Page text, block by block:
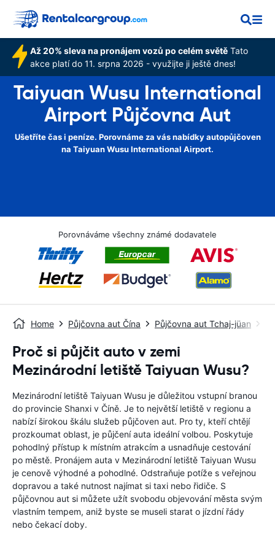
Až 20% sleva na pronájem vozů po celém světě Tato
akce platí do 11. srpna 2026 - využijte ji ještě dnes!
Taiyuan Wusu International
Airport Půjčovna Aut
Ušetříte čas i peníze. Porovnáme za vás nabídky autopůjčoven
na Taiyuan Wusu International Airport.
Porovnáváme všechny známé dodavatele
Home Půjčovna aut Čína Půjčovna aut Tchaj-jüan
Proč si půjčit auto v zemi
Mezinárodní letiště Taiyuan Wusu?
Mezinárodní letiště Taiyuan Wusu je důležitou vstupní branou
do provincie Shanxi v Číně. Je to největší letiště v regionu a
nabízí širokou škálu služeb půjčoven aut. Pro ty, kteří chtějí
prozkoumat oblast, je půjčení auta ideální volbou. Poskytuje
pohodlný přístup k místním atrakcím a usnadňuje cestování
po městě. Pronájem auta v Mezinárodní letiště Taiyuan Wusu
je cenově výhodné a pohodlné. Odstraňuje potíže s veřejnou
dopravou a také nutnost najímat si taxi nebo řidiče. S
půjčovnou aut si můžete užít svobodu objevování města svým
vlastním tempem, aniž byste se museli starat o jízdní řády
nebo čekací doby.